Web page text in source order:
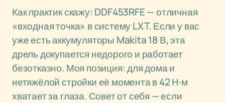
Как практик скажу: DDF453RFE — отличная
«входная точка» в систему LXT. Если у вас
уже есть аккумуляторы Makita 18 В, эта
дрель докупается недорого и работает
безотказно. Моя позиция: для дома и
нетяжёлой стройки её момента в 42 Н·м
хватает за глаза. Совет от себя — если